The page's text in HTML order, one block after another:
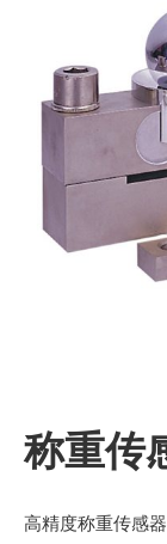
称重传
高精度称重传感器